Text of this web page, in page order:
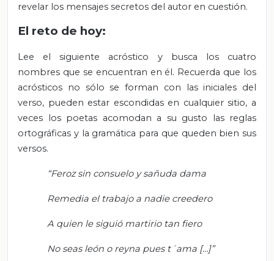
revelar los mensajes secretos del autor en cuestión.
El reto de hoy:
Lee el siguiente acróstico y busca los cuatro
nombres que se encuentran en él. Recuerda que los
acrósticos no sólo se forman con las iniciales del
verso, pueden estar escondidas en cualquier sitio, a
veces los poetas acomodan a su gusto las reglas
ortográficas y la gramática para que queden bien sus
versos.
“Feroz sin consuelo y sañuda dama
Remedia el trabajo a nadie creedero
A quien le siguió martirio tan fiero
No seas león o reyna pues t´ama […]”